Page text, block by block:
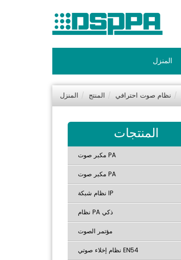
المنزل
المنزل المنتج نظام صوت احترافي
المنتجات
مكبر صوت PA
مكبر صوت PA
نظام شبكة IP
نظام PA ذكي
مؤتمر الصوت
نظام إخلاء صوتي EN54